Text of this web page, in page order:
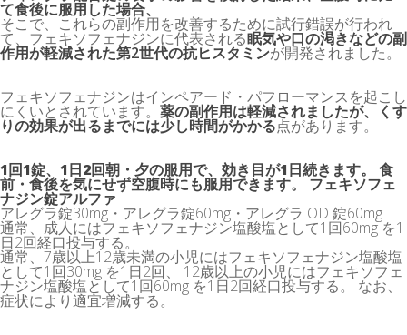
て食後に服用した場合、
そこで、これらの副作用を改善するために試行錯誤が行われ
て、フェキソフェナジンに代表される眠気や口の渇きなどの副
作用が軽減された第2世代の抗ヒスタミンが開発されました。
フェキソフェナジンはインペアード・パフローマンスを起こし
にくいとされています。 薬の副作用は軽減されましたが、くす
りの効果が出るまでには少し時間がかかる点があります。
1回1錠、1日2回朝・夕の服用で、効き目が1日続きます。 食
前・食後を気にせず空腹時にも服用できます。 フェキソフェ
ナジン錠アルファ
アレグラ錠30mg・アレグラ錠60mg・アレグラ OD 錠60mg
通常、成人にはフェキソフェナジン塩酸塩として1回60mg を1
日2回経口投与する。
通常、7歳以上12歳未満の小児にはフェキソフェナジン塩酸塩
として1回30mg を1日2回、 12歳以上の小児にはフェキソフェ
ナジン塩酸塩として1回60mg を1日2回経口投与する。 なお、
症状により適宜増減する。